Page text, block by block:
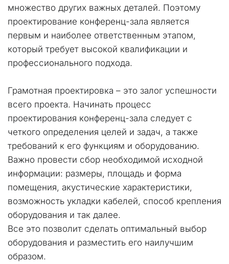
множество других важных деталей. Поэтому
проектирование конференц-зала является
первым и наиболее ответственным этапом,
который требует высокой квалификации и
профессионального подхода.
Грамотная проектировка – это залог успешности
всего проекта. Начинать процесс
проектирования конференц-зала следует с
четкого определения целей и задач, а также
требований к его функциям и оборудованию.
Важно провести сбор необходимой исходной
информации: размеры, площадь и форма
помещения, акустические характеристики,
возможность укладки кабелей, способ крепления
оборудования и так далее.
Все это позволит сделать оптимальный выбор
оборудования и разместить его наилучшим
образом.